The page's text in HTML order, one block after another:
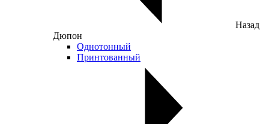
Назад
Дюпон
Однотонный
Принтованный